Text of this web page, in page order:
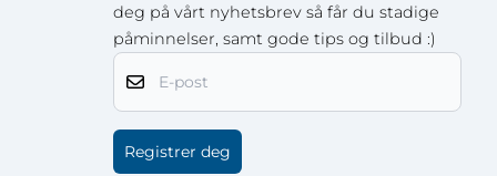
deg på vårt nyhetsbrev så får du stadige
påminnelser, samt gode tips og tilbud :)
E-post
Registrer deg